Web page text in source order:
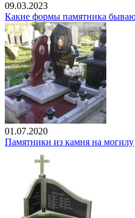
09.03.2023
Какие формы памятника
01.07.2020
Памятники из камня на могилу